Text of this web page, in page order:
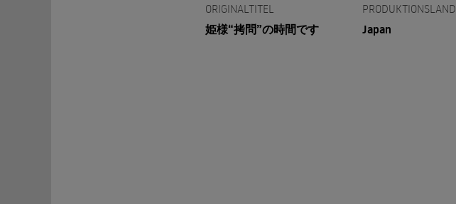
ORIGINALTITEL
姫様“拷問”の時間です
PRODUKTIONSLAND
Japan